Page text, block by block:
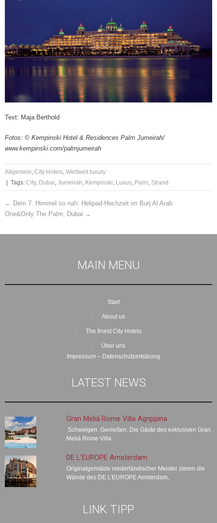
Text: Maja Berthold
Fotos: © Kempinski Hotel & Residences Palm Jumeirah/
www.kempinski.com/palmjumeirah
Allgemein, City Hotels, Weltweit luxury
| Tags: City, Dubai, Jumeirah, Kempinski, Luxus, Palm, Strand
POST
NAVIGATION
← Dem 7. Himmel so nah: Helipad-Hochzeit im Burj Al Arab
One&Only The Palm, Dubai →
MAIN MENU
Start
About us
The finest City Hotels
Über uns
Impressum – Datenschutzerklärung
LATEST NEWS
Gran Meliá Rome Villa Agrippina
Schwelgen. Genießen. Die Gäste des exklusiven Gran
Meliá Rome Villa
DE L’EUROPE Amsterdam
Originalgemälde niederländischer Meister zieren die
Wände des DE L’EUROPE Amsterdam,
LINK TIPP